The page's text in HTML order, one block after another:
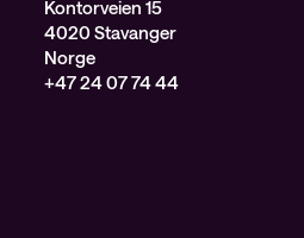
Kontorveien 15
4020 Stavanger
Norge
+47 24 07 74 44